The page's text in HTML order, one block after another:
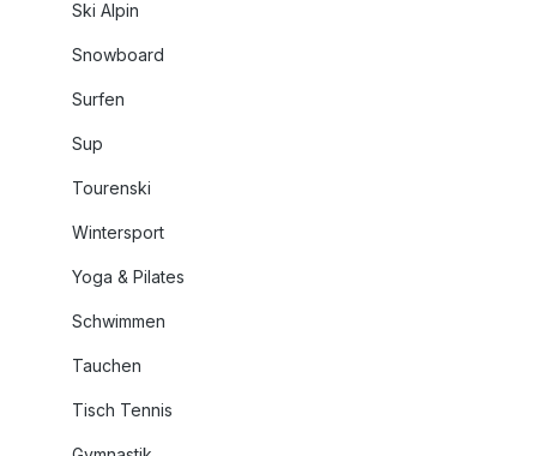
Ski Alpin
Snowboard
Surfen
Sup
Tourenski
Wintersport
Yoga & Pilates
Schwimmen
Tauchen
Tisch Tennis